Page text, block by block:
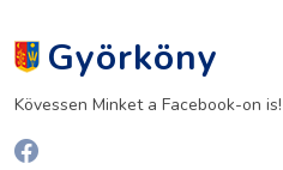
Györköny
Kövessen Minket a Facebook-on is!